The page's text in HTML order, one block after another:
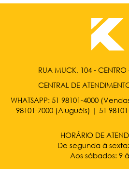
RUA MUCK, 104 -
CENTRAL DE
WHATSAPP: 51 98101-4000
98101-7000 (Aluguéis) |51
HORÁRIO DE
De segunda à
Aos sábados: 9